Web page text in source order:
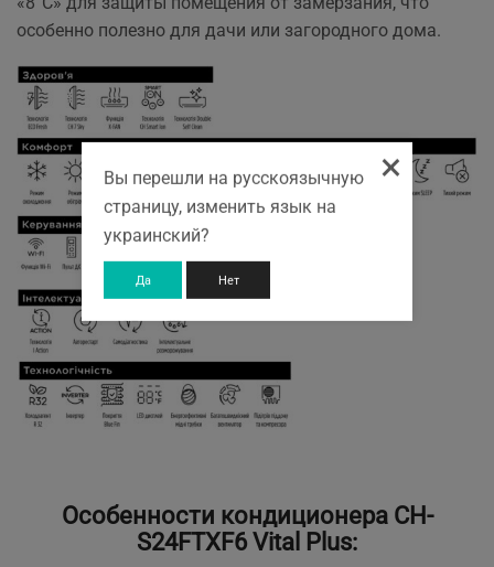
особенно полезно для дачи или загородного дома.
Особенности кондиционера CH-
S24FTXF6 Vital Plus:
×
Вы перешли на русскоязычную
страницу, изменить язык на
украинский?
Да Нет